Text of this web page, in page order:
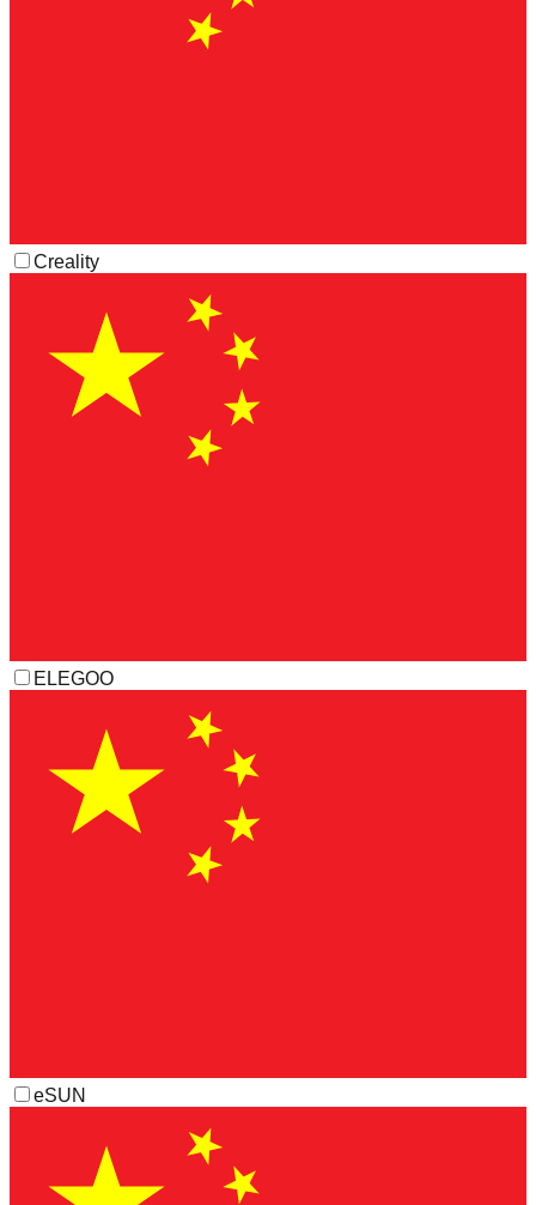
Creality
ELEGOO
eSUN